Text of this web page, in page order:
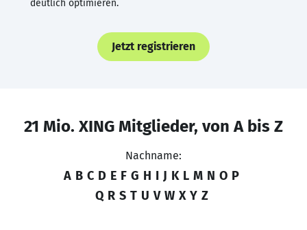
deutlich optimieren.
Jetzt registrieren
21 Mio. XING Mitglieder, von A bis Z
Nachname:
A B C D E F G H I J K L M N O P
Q R S T U V W X Y Z